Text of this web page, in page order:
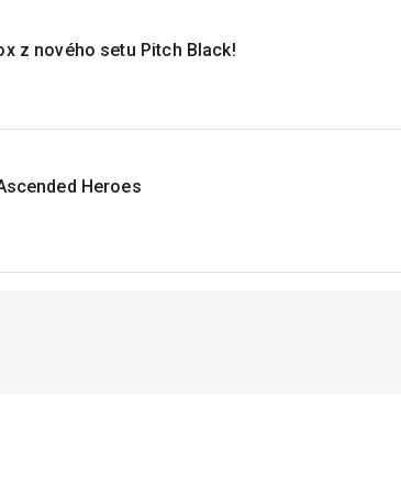
z nového setu Pitch Black!
Heroes